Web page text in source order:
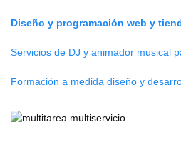
Diseño y programación web y
Servicios de DJ y animador musical
Formación a medida diseño y